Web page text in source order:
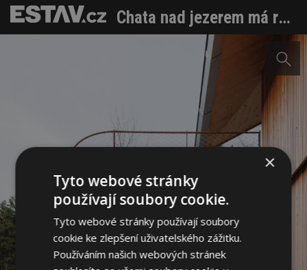
Chata nad jezerem má respekt ke krajině, ale taky sílu vlastních nápadů
×
Tyto webové stránky
používají soubory cookie.
Tyto webové stránky používají soubory
cookie ke zlepšení uživatelského zážitku.
Používáním našich webových stránek